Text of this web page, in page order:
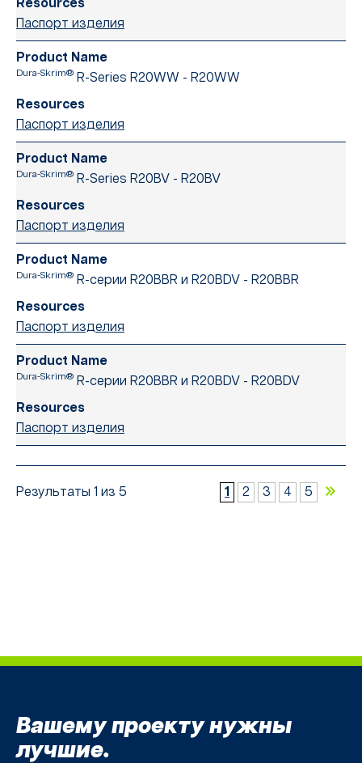
Паспорт изделия
Dura-Skrim® R-Series R20WW - R20WW
Паспорт изделия
Dura-Skrim® R-Series R20BV - R20BV
Паспорт изделия
Dura-Skrim® R-серии R20BBR и R20BDV - R20BBR
Паспорт изделия
Dura-Skrim® R-серии R20BBR и R20BDV - R20BDV
Паспорт изделия
Результаты 1 из 5 1 2 3 4 5
Вашему проекту нужны
лучшие.